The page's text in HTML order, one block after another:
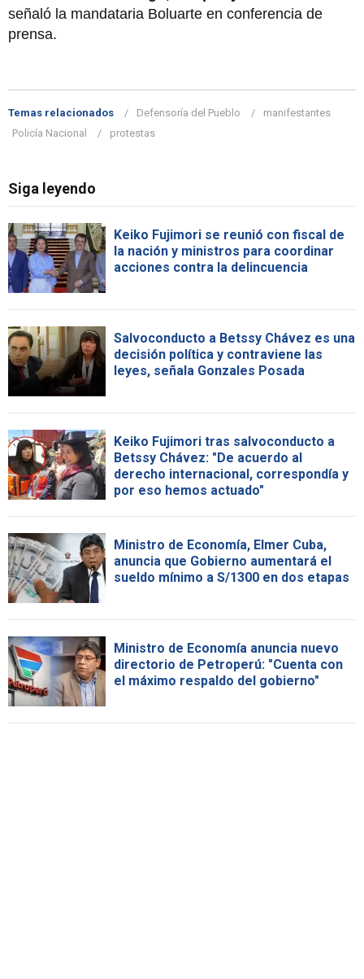
señaló la mandataria Boluarte en conferencia de
prensa.
Temas relacionados Defensoría del Pueblo
manifestantes
Policía Nacional
protestas
Siga leyendo
Keiko Fujimori se reunió con fiscal de
la nación y ministros para coordinar
acciones contra la delincuencia
Salvoconducto a Betssy Chávez es una
decisión política y contraviene las
leyes, señala Gonzales Posada
Keiko Fujimori tras salvoconducto a
Betssy Chávez: "De acuerdo al
derecho internacional, correspondía y
por eso hemos actuado"
Ministro de Economía, Elmer Cuba,
anuncia que Gobierno aumentará el
sueldo mínimo a S/1300 en dos etapas
Ministro de Economía anuncia nuevo
directorio de Petroperú: "Cuenta con
el máximo respaldo del gobierno"